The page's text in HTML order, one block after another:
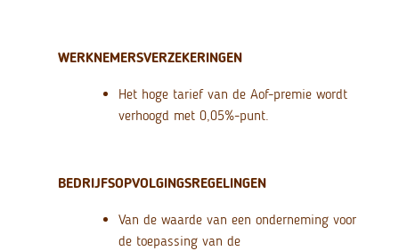
WERKNEMERSVERZEKERINGEN
Het hoge tarief van de Aof-premie wordt
verhoogd met 0,05%-punt.
BEDRIJFSOPVOLGINGSREGELINGEN
Van de waarde van een onderneming voor
de toepassing van de